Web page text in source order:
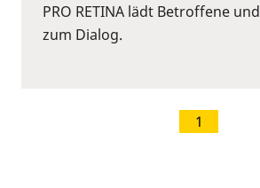
PRO RETINA lädt Betroffene
zum Dialog.
1